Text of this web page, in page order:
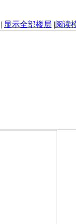
| 显示全部楼层 |阅读